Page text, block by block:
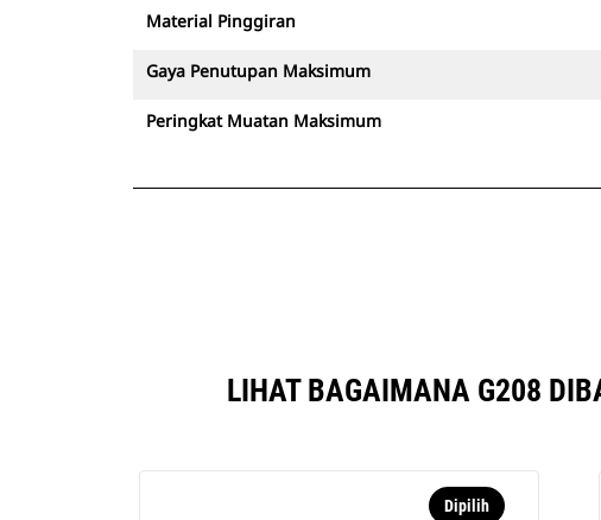
Material Pinggiran
Gaya Penutupan Maksimum
Peringkat Muatan Maksimum
LIHAT BAGAIMANA G208
Dipilih